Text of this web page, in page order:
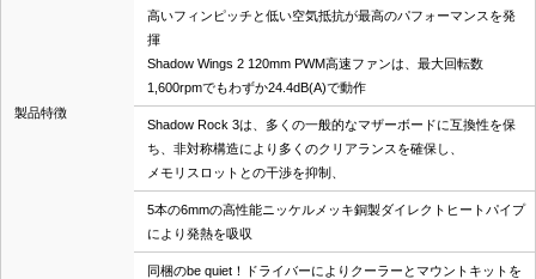
製品特徴
高いフィンピッチと低い空気抵抗が最高のパフォーマンスを発
揮
Shadow Wings 2 120mm PWM高速ファンは、最大回転数
1,600rpmでもわずか24.4dB(A)で動作
Shadow Rock 3は、多くの一般的なマザーボードに互換性を保
ち、非対称構造により多くのクリアランスを確保し、
メモリスロットとの干渉を抑制、
5本の6mmの高性能ニッケルメッキ銅製ダイレクトヒートパイプ
により発熱を吸収
同梱のbe quiet！ドライバーによりクーラーとマウントキットを